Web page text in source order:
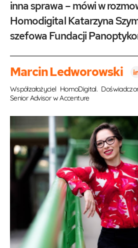
inna sprawa – mówi w
Homodigital Katarzyna
szefowa Fundacji
Marcin Ledworowski
Współzałożyciel HomoDigital.
Senior Advisor w Accenture